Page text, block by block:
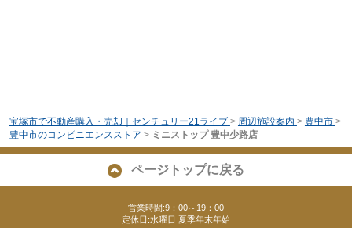
宝塚市で不動産購入・売却｜センチュリー21ライブ > 周辺施設案内 > 豊中市 >
豊中市のコンビニエンスストア > ミニストップ 豊中少路店
ページトップに戻る
営業時間:9：00～19：00
定休日:水曜日 夏季年末年始